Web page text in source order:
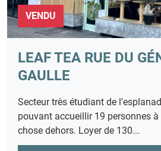
VENDU
LEAF TEA RUE DU
GAULLE
Secteur très étudiant de
pouvant accueillir 19 personnes
chose dehors. Loyer de 130...